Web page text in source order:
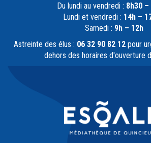
Du lundi au vendredi : 8h30 –
Lundi et vendredi : 14h –
Samedi : 9h – 12h
Astreinte des élus : 06 32 90 82 12pour
dehors des horaires d'ouverture